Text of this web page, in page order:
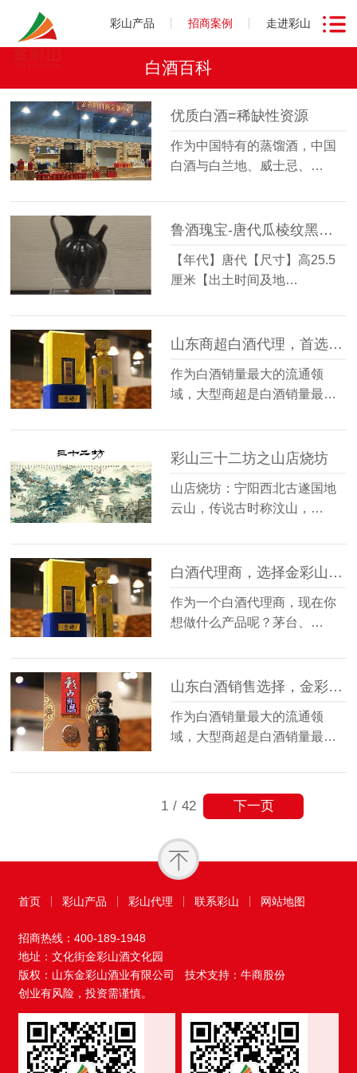
彩山产品 招商案例 走进彩山
白酒百科
优质白酒=稀缺性资源
作为中国特有的蒸馏酒，中国
白酒与白兰地、威士忌、…
鲁酒瑰宝-唐代瓜棱纹黑釉瓷执壶
【年代】唐代【尺寸】高25.5
厘米【出土时间及地…
山东商超白酒代理，首选山东彩山特曲
作为白酒销量最大的流通领
域，大型商超是白酒销量最…
彩山三十二坊之山店烧坊
山店烧坊：宁阳西北古遂国地
云山，传说古时称汶山，…
白酒代理商，选择金彩山酒业
作为一个白酒代理商，现在你
想做什么产品呢？茅台、…
山东白酒销售选择，金彩山酒业
作为白酒销量最大的流通领
域，大型商超是白酒销量最…
1 / 42 下一页
首页 彩山产品 彩山代理 联系彩山 网站地图
招商热线： 400-189-1948
地址：文化街金彩山酒文化园
版权：山东金彩山酒业有限公司
技术支持：牛商股份
创业有风险，投资需谨慎。